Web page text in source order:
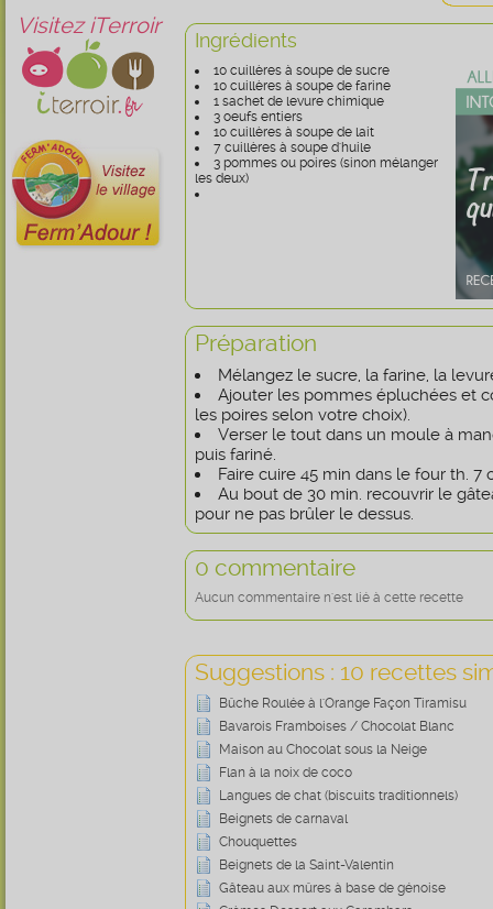
Visitez iTerroir
Ingrédients
10 cuillères à soupe de sucre
10 cuillères à soupe de farine
1 sachet de levure chimique
3 oeufs entiers
10 cuillères à soupe de lait
7 cuillères à soupe d'huile
3 pommes ou poires (sinon mélanger
les deux)
Préparation
Mélangez le sucre, la farine, la
Ajouter les pommes épluchées et
les poires selon votre choix).
Verser le tout dans un moule à
puis fariné.
Faire cuire 45 min dans le four th. 7
Au bout de 30 min. recouvrir le
pour ne pas brûler le dessus.
0 commentaire
Aucun commentaire n'est lié à cette recette
Suggestions : 10 recettes
Bûche Roulée à l'Orange Façon Tiramisu
Bavarois Framboises / Chocolat Blanc
Maison au Chocolat sous la Neige
Flan à la noix de coco
Langues de chat (biscuits traditionnels)
Beignets de carnaval
Chouquettes
Beignets de la Saint-Valentin
Gâteau aux mûres à base de génoise